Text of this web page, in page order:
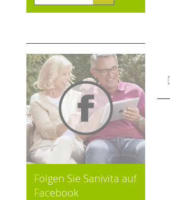
Folgen Sie Sanivita auf
Facebook